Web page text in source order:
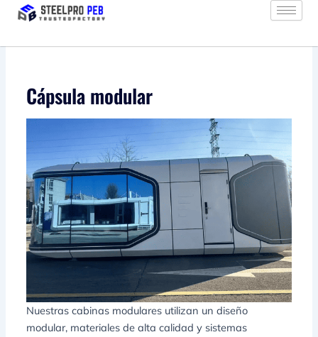
Cápsula modular
Nuestras cabinas modulares utilizan un diseño
modular, materiales de alta calidad y sistemas